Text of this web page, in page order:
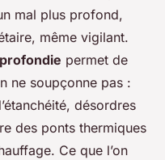
mal plus profond,
même vigilant.
permet de
ne soupçonne pas :
désordres
des ponts thermiques
Ce que l’on